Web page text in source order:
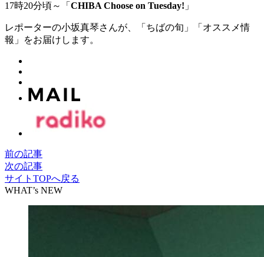
17時20分頃～「 CHIBA Choose on Tuesday! 」
レポーターの小坂真琴さんが、「ちばの旬」「オススメ情
報」をお届けします。
前の記事
次の記事
サイトTOPへ戻る
WHAT’s NEW